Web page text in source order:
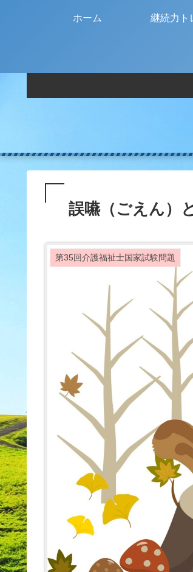
ホーム 継続力ト
誤嚥（ごえん）
第35回介護福祉士国家試験問題